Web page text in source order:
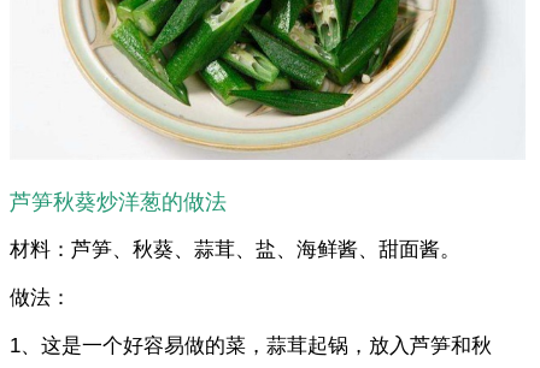
芦笋秋葵炒洋葱的做法
材料：芦笋、秋葵、蒜茸、盐、海鲜酱、甜面酱。
做法：
1、这是一个好容易做的菜，蒜茸起锅，放入芦笋和秋